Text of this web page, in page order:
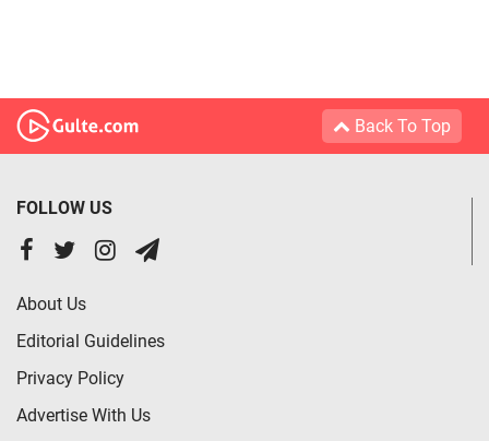
Back To Top
FOLLOW US
About Us
Editorial Guidelines
Privacy Policy
Advertise With Us